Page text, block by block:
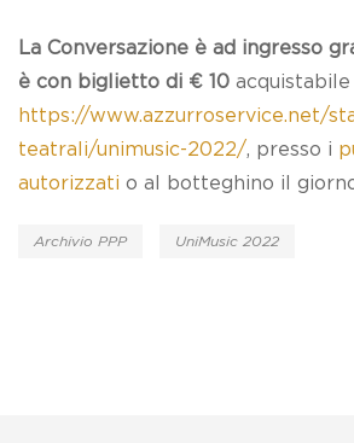
La Conversazione è ad ingresso
è con biglietto di € 10 acquistabile
https://www.azzurroservice.net/
teatrali/unimusic-2022/, presso i
autorizzati o al botteghino il
Archivio PPP UniMusic 2022